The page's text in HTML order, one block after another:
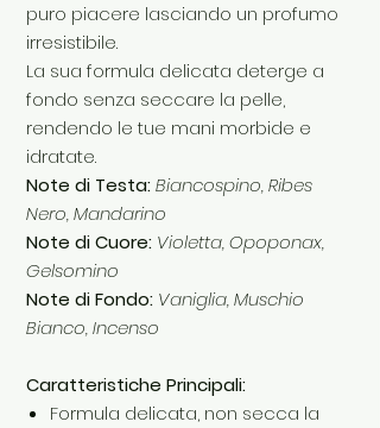
puro piacere lasciando un profumo
irresistibile.
La sua formula delicata deterge a
fondo senza seccare la pelle,
rendendo le tue mani morbide e
idratate.
Note di Testa:Biancospino, Ribes
Nero, Mandarino
Note di Cuore: Violetta, Opoponax,
Gelsomino
Note di Fondo: Vaniglia, Muschio
Bianco, Incenso
Caratteristiche Principali:
Formula delicata, non secca la